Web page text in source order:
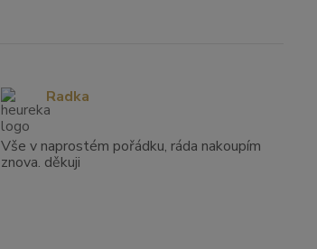
Vše v naprostém pořádku, ráda nakoupím
znova. děkuji
Radka